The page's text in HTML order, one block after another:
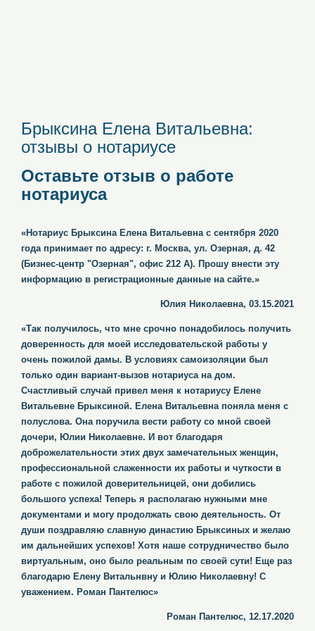
Брыксина Елена Витальевна:
отзывы о нотариусе
Оставьте отзыв о работе
нотариуса
«Нотариус Брыксина Елена Витальевна с сентября 2020
года принимает по адресу: г. Москва, ул. Озерная, д. 42
(Бизнес-центр "Озерная", офис 212 А). Прошу внести эту
информацию в регистрационные данные на сайте.»
Юлия Николаевна, 03.15.2021
«Так получилось, что мне срочно понадобилось получить
доверенность для моей исследовательской работы у
очень пожилой дамы. В условиях самоизоляции был
только один вариант-вызов нотариуса на дом.
Счастливый случай привел меня к нотариусу Елене
Витальевне Брыксиной. Елена Витальевна поняла меня с
полуслова. Она поручила вести работу со мной своей
дочери, Юлии Николаевне. И вот благодаря
доброжелательности этих двух замечательных женщин,
профессиональной слаженности их работы и чуткости в
работе с пожилой доверительницей, они добились
большого успеха! Теперь я располагаю нужными мне
документами и могу продолжать свою деятельность. От
души поздравляю славную династию Брыксиных и желаю
им дальнейших успехов! Хотя наше сотрудничество было
виртуальным, оно было реальным по своей сути! Еще раз
благодарю Елену Витальнвну и Юлию Николаевну! С
уважением. Роман Пантелюс»
Роман Пантелюс, 12.17.2020